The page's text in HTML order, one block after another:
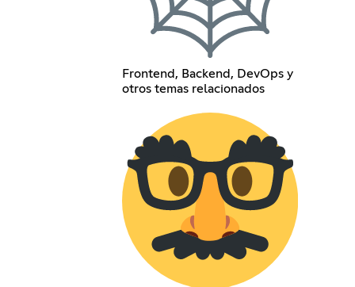
Frontend, Backend, DevOps y
otros temas relacionados